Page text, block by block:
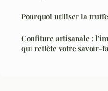
Pourquoi utiliser la truffe
Confiture artisanale :
qui reflète votre savoir-